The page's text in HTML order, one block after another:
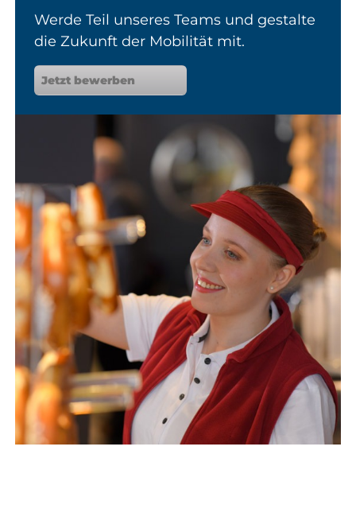
Werde Teil unseres Teams und gestalte
die Zukunft der Mobilität mit.
Jetzt bewerben